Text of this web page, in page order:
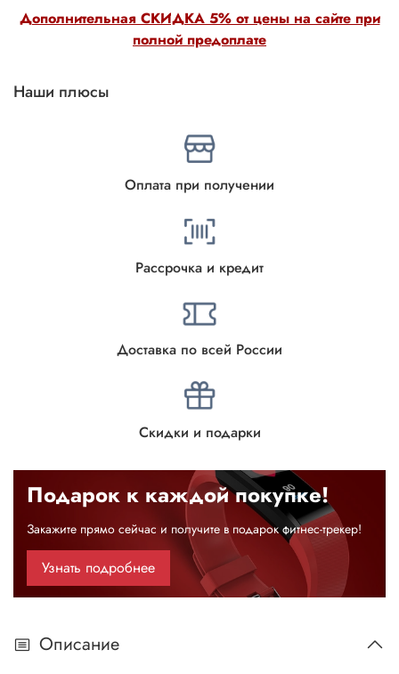
Дополнительная СКИДКА 5% от цены на сайте при
полной предоплате
Наши плюсы
Оплата при получении
Рассрочка и кредит
Доставка по всей России
Скидки и подарки
Подарок к каждой покупке!
Закажите прямо сейчас и получите в подарок фитнес-трекер!
Узнать подробнее
Описание